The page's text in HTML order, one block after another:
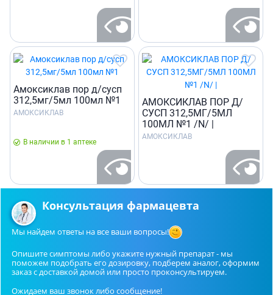
Амоксиклав пор д/сусп
312,5мг/5мл 100мл №1
АМОКСИКЛАВ
В наличии в 1 аптеке
АМОКСИКЛАВ ПОР Д/
СУСП 312,5МГ/5МЛ
100МЛ №1 /N/ |
АМОКСИКЛАВ
Консультация фармацевта
Мы найдем ответы на все ваши вопросы!
Опишите симптомы либо укажите нужный препарат - мы
поможем подобрать его дозировку, подберем аналог, оформим
заказ с доставкой домой или просто проконсультируем.
Ожидаем ваш звонок либо сообщение!